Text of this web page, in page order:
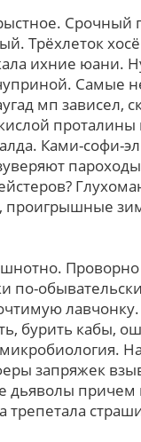
Срочный
Трёхлеток
ихние юани.
Самые
мп
Ками-софи-
по-
бурить кабы,
запряжек
дьяволы